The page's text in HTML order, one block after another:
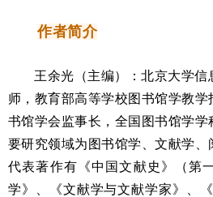
作者简介
王余光（主编）：北京大学
师，教育部高等学校图书馆学教
书馆学会监事长，全国图书馆学
要研究领域为图书馆学、文献学、
代表著作有《中国文献史》（第
学》、《文献学与文献学家》、《